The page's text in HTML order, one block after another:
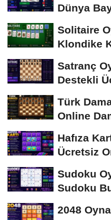
Dünya
Solitaire
Klondike
Satranç
Destekli
Türk
Online
Hafıza
Ücretsiz
Sudoku
Sudoku
2048